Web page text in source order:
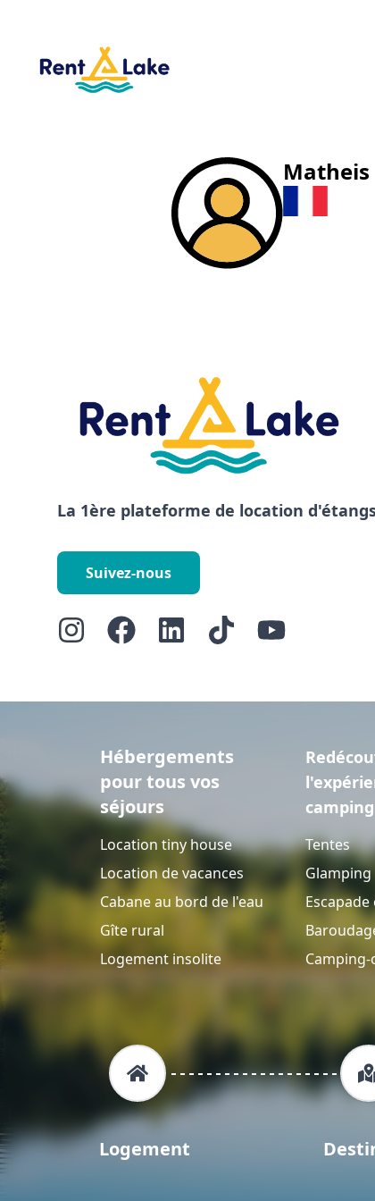
Matheis
La 1ère plateforme de location
Suivez-nous
Hébergements
pour tous vos
séjours
Location tiny house
Location de vacances
Cabane au bord de l'eau
Gîte rural
Logement insolite
camping
Tentes
Glamping
Camping-
Logement